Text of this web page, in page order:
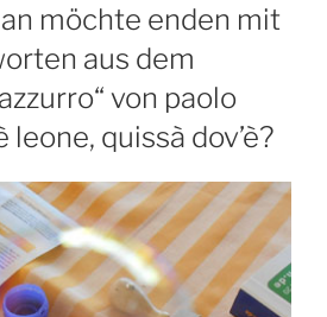
möchte enden mit
aus dem
von paolo
leone, quissà dov’è?